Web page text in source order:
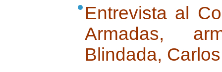
Entrevista al
Armadas,
Blindada,